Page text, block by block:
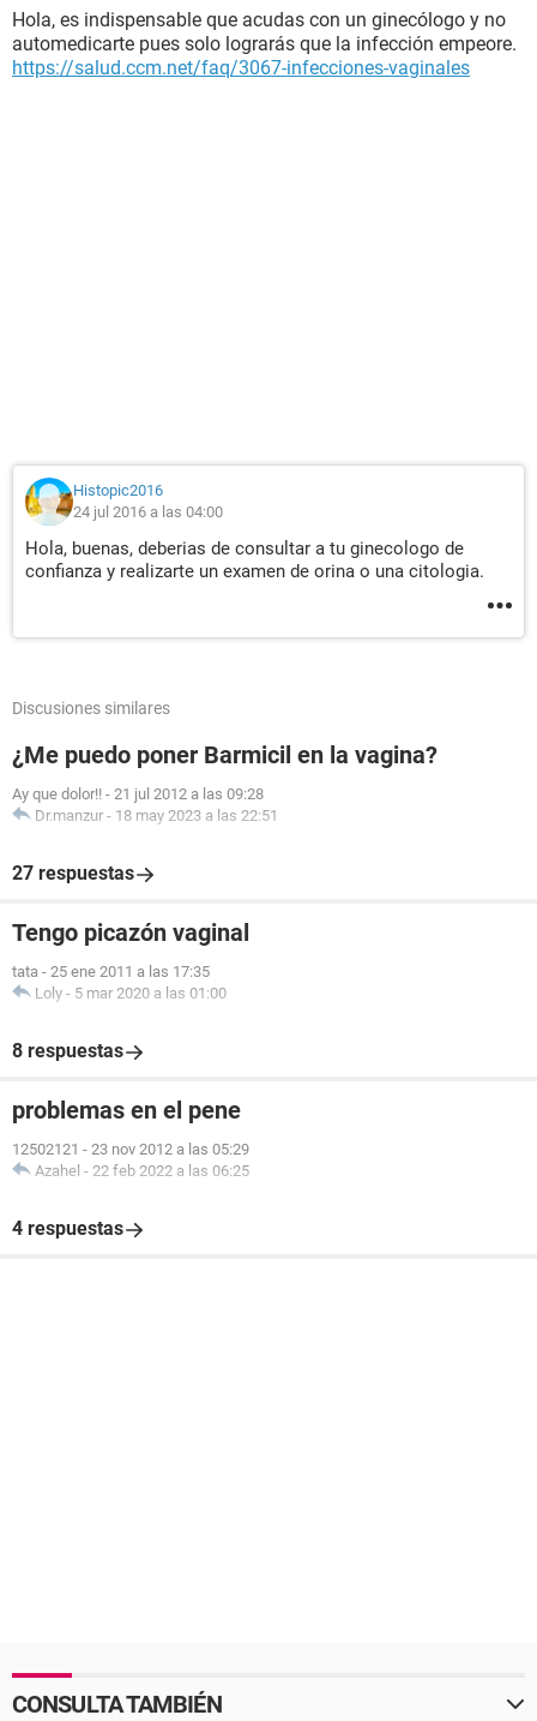
Hola, es indispensable que acudas con un ginecólogo y no
automedicarte pues solo lograrás que la infección empeore.
https://salud.ccm.net/faq/3067-infecciones-vaginales
Histopic2016
24 jul 2016 a las 04:00
Hola, buenas, deberias de consultar a tu ginecologo de
confianza y realizarte un examen de orina o una citologia.
Discusiones similares
¿Me puedo poner Barmicil en la vagina?
Ay que dolor!! - 21 jul 2012 a las 09:28
Dr.manzur - 18 may 2023 a las 22:51
27 respuestas
Tengo picazón vaginal
tata - 25 ene 2011 a las 17:35
Loly - 5 mar 2020 a las 01:00
8 respuestas
problemas en el pene
12502121 - 23 nov 2012 a las 05:29
Azahel - 22 feb 2022 a las 06:25
4 respuestas
CONSULTA TAMBIÉN